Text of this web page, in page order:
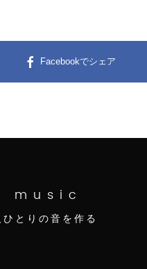
Facebookでシェア
music
とりの音を作る